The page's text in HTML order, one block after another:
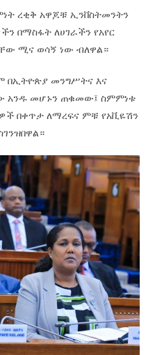
ረቂቅ አዋጆቹ ኢንቨስትመንትን
በማስፋት ለሀገራችን የአየር
ሚና ወሳኝ ነው ብለዋል።
በኢትዮጵያ መንግሥትና እና
አንዱ መሆኑን ጠቁመው፤ ስምምነቱ
በቀጥታ ለማረፍና ምቹ የአቪዬሽን